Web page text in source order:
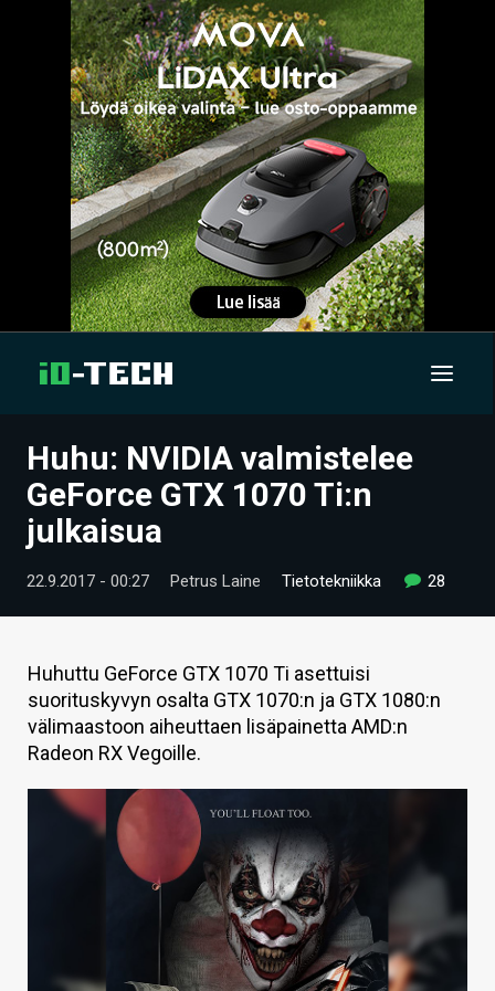
UUTISET
ARTIKKELIT
VIDEOT
TECHBBS
TIETOA
HINTA.FI
KAUPPA
VAIHDA TEEMA
Huhu: NVIDIA valmistelee
GeForce GTX 1070 Ti:n
julkaisua
22.9.2017 - 00:27 Petrus Laine Tietotekniikka 28
Huhuttu GeForce GTX 1070 Ti asettuisi
suorituskyvyn osalta GTX 1070:n ja GTX 1080:n
välimaastoon aiheuttaen lisäpainetta AMD:n
Radeon RX Vegoille.